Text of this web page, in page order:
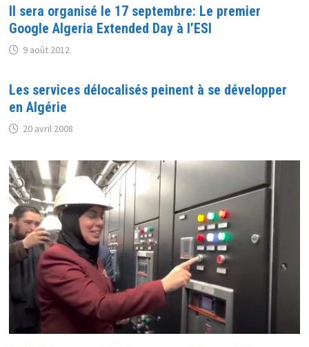
Il sera organisé le 17 septembre: Le premier
Google Algeria Extended Day à l’ESI
9 août 2012
Les services délocalisés peinent à se développer
en Algérie
20 avril 2008